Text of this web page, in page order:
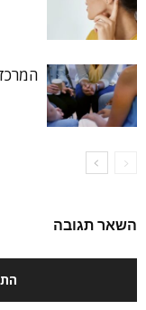
השאר תגובה